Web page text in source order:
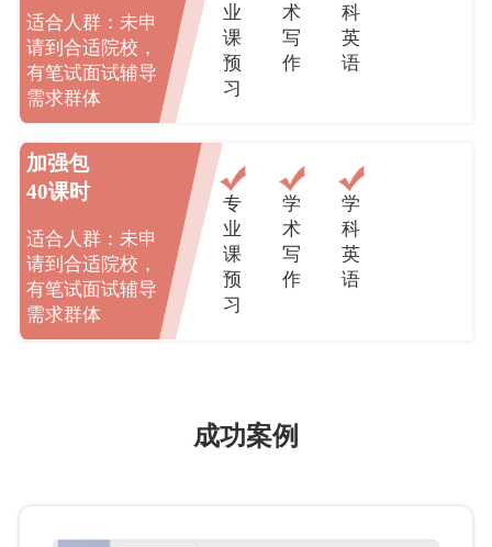
适合人群：未申
请到合适院校，
有笔试面试辅导
需求群体
业
课
预
习
术
写
作
科
英
语
加强包
40课时
适合人群：未申
请到合适院校，
有笔试面试辅导
需求群体
专
业
课
预
习
学
术
写
作
学
科
英
语
成功案例